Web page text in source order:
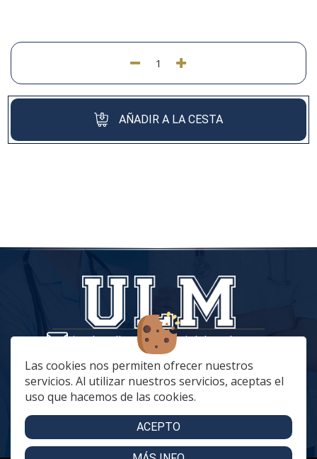
Las cookies nos permiten ofrecer nuestros
servicios. Al utilizar nuestros servicios, aceptas el
uso que hacemos de las cookies.
ACEPTO
AÑADIR A LA CESTA
tiendaonline@vestuariolaboralmc.com
928 67 70 47
lunes a Jueves: 8:00 a 16:00 | viernes: 8:00 a 15:00
C. Betania, 57, 35018 Las Palmas de Gran Canaria
C. Archivero Joaquín Blanco Montesdeoca, 20